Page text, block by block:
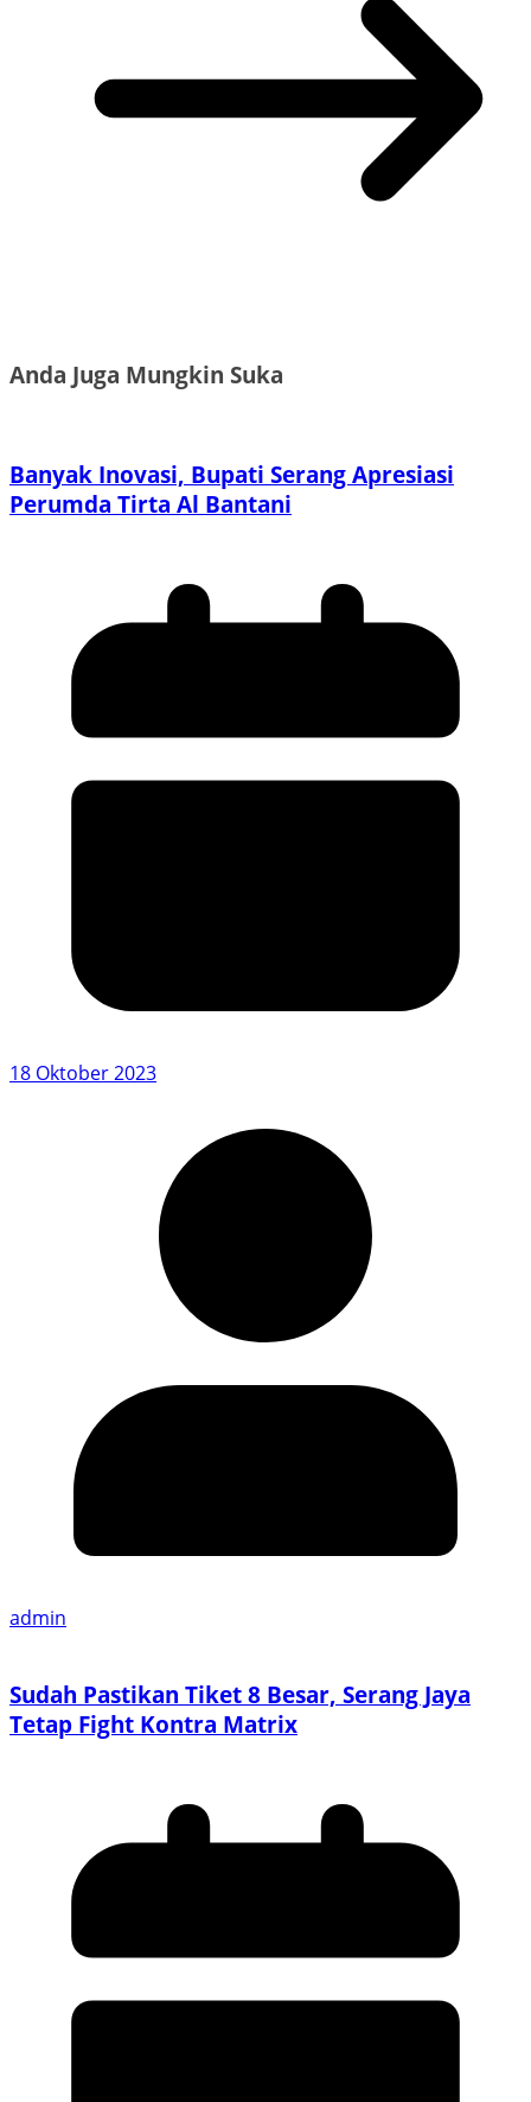
Anda Juga Mungkin Suka
Banyak Inovasi, Bupati Serang Apresiasi
Perumda Tirta Al Bantani
18 Oktober 2023
admin
Sudah Pastikan Tiket 8 Besar, Serang Jaya
Tetap Fight Kontra Matrix